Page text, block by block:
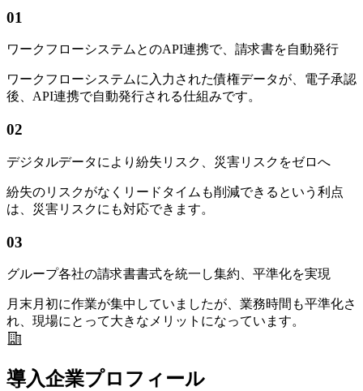
01
ワークフローシステムとのAPI連携で、請求書を自動発行
ワークフローシステムに入力された債権データが、電子承認
後、API連携で自動発行される仕組みです。
02
デジタルデータにより紛失リスク、災害リスクをゼロへ
紛失のリスクがなくリードタイムも削減できるという利点
は、災害リスクにも対応できます。
03
グループ各社の請求書書式を統一し集約、平準化を実現
月末月初に作業が集中していましたが、業務時間も平準化さ
れ、現場にとって大きなメリットになっています。
導入企業プロフィール